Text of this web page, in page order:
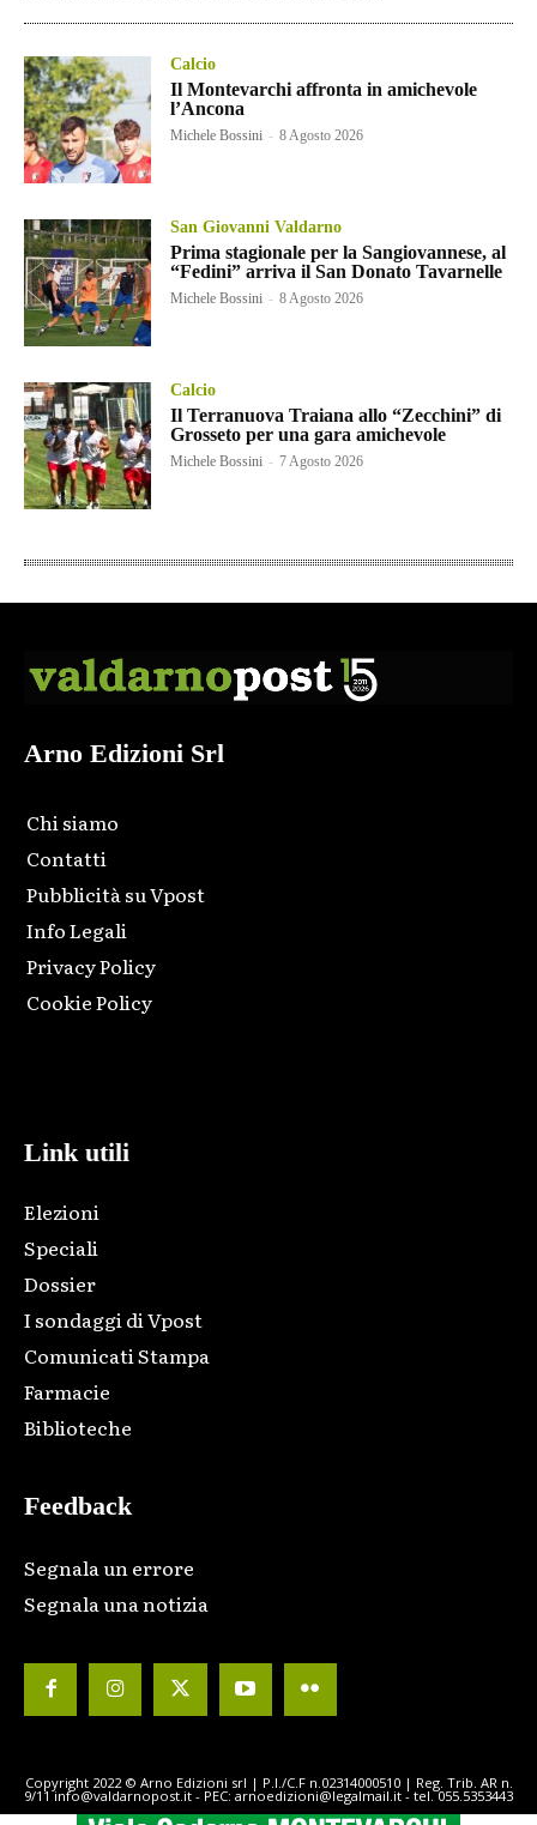
Calcio
Il Montevarchi affronta in amichevole
l’Ancona
Michele Bossini - 8 Agosto 2026
San Giovanni Valdarno
Prima stagionale per la Sangiovannese, al
“Fedini” arriva il San Donato Tavarnelle
Michele Bossini - 8 Agosto 2026
Calcio
Il Terranuova Traiana allo “Zecchini” di
Grosseto per una gara amichevole
Michele Bossini - 7 Agosto 2026
Arno Edizioni Srl
Chi siamo
Contatti
Pubblicità su Vpost
Info Legali
Privacy Policy
Cookie Policy
Link utili
Elezioni
Speciali
Dossier
I sondaggi di Vpost
Comunicati Stampa
Farmacie
Biblioteche
Feedback
Segnala un errore
Segnala una notizia
Copyright 2022 © Arno Edizioni srl | P.I./C.F n.02314000510 | Reg. Trib. AR n.
9/11 info@valdarnopost.it - PEC: arnoedizioni@legalmail.it - tel. 055.5353443